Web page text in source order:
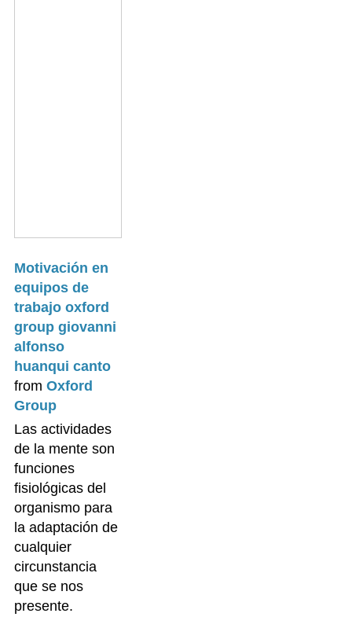
Motivación en
equipos de
trabajo oxford
group giovanni
alfonso
huanqui canto
from Oxford
Group
Las actividades
de la mente son
funciones
fisiológicas del
organismo para
la adaptación de
cualquier
circunstancia
que se nos
presente.